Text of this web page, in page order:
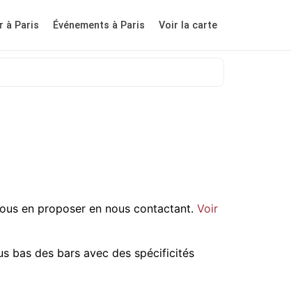
à Paris Événements à Paris Voir la carte
en proposer en nous contactant. Voir
bas des bars avec des spécificités